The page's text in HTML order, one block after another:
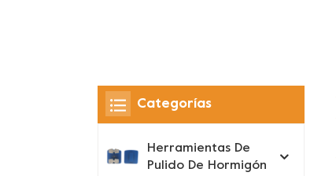
Categorías
Herramientas De
Pulido De Hormigón